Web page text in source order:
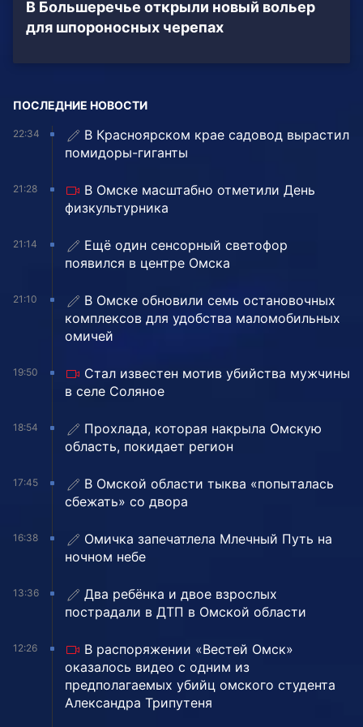
В Большеречье открыли новый вольер
для шпороносных черепах
ПОСЛЕДНИЕ НОВОСТИ
22:34
В Красноярском крае садовод вырастил
помидоры-гиганты
21:28
В Омске масштабно отметили День
физкультурника
21:14
Ещё один сенсорный светофор
появился в центре Омска
21:10
В Омске обновили семь остановочных
комплексов для удобства маломобильных
омичей
19:50
Стал известен мотив убийства мужчины
в селе Соляное
18:54
Прохлада, которая накрыла Омскую
область, покидает регион
17:45
В Омской области тыква «попыталась
сбежать» со двора
16:38
Омичка запечатлела Млечный Путь на
ночном небе
13:36
Два ребёнка и двое взрослых
пострадали в ДТП в Омской области
12:26
В распоряжении «Вестей Омск»
оказалось видео с одним из
предполагаемых убийц омского студента
Александра Трипутеня